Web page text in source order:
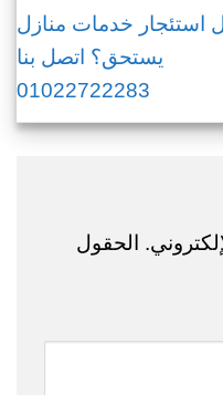
استئجار خدمات منازل
يستحق؟ اتصل بنا
01022722283
الحقول